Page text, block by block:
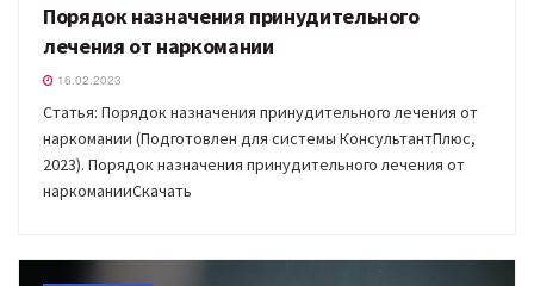
Порядок назначения принудительного
лечения от наркомании
16.02.2023
Статья: Порядок назначения принудительного лечения от
наркомании (Подготовлен для системы КонсультантПлюс,
2023). Порядок назначения принудительного лечения от
наркоманииСкачать